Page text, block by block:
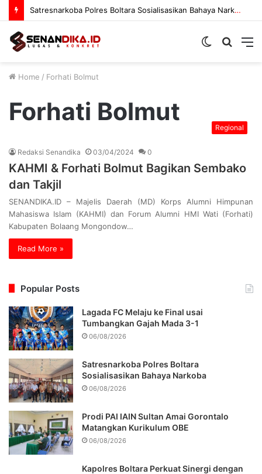
Satresnarkoba Polres Boltara Sosialisasikan Bahaya Narkoba
Search
Switch
Home / Forhati Bolmut
Forhati Bolmut
Regional
Redaksi Senandika 03/04/2024 0
KAHMI & Forhati Bolmut Bagikan Sembako
dan Takjil
SENANDIKA.ID – Majelis Daerah (MD) Korps Alumni Himpunan
Mahasiswa Islam (KAHMI) dan Forum Alumni HMI Wati (Forhati)
Kabupaten Bolaang Mongondow…
Read More »
Popular Posts
Lagada FC Melaju ke Final usai
Tumbangkan Gajah Mada 3-1
06/08/2026
Satresnarkoba Polres Boltara
Sosialisasikan Bahaya Narkoba
06/08/2026
Prodi PAI IAIN Sultan Amai Gorontalo
Matangkan Kurikulum OBE
06/08/2026
Kapolres Boltara Perkuat Sinergi dengan